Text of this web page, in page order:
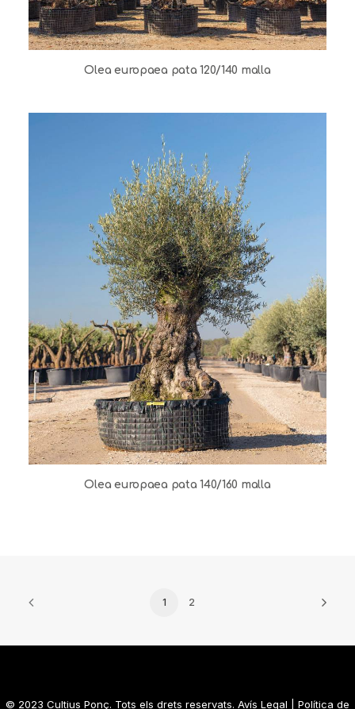
Olea europaea pata 120/140 malla
Olea europaea pata 140/160 malla
1 2
© 2023 Cultius Ponç. Tots els drets reservats. Avís Legal Política de